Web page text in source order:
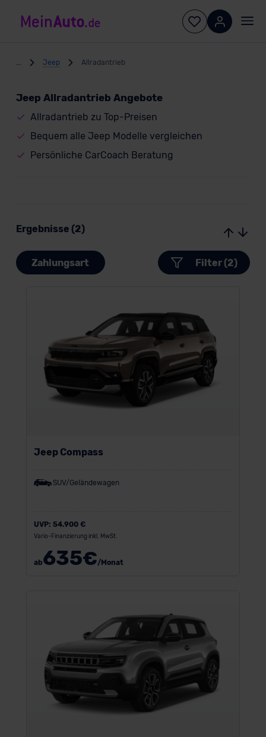
Jeep Allradantrieb
Jeep Allradantrieb Angebote
Allradantrieb zu Top-Preisen
Bequem alle Jeep Modelle vergleichen
Persönliche CarCoach Beratung
Ergebnisse (2)
Zahlungsart Filter (2)
Jeep Compass
SUV/Geländewagen
UVP: 54.900 €
Vario-Finanzierung inkl. MwSt.
ab635€/Monat